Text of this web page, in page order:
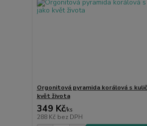
Orgonitová pyramida korálová s
květ života
349 Kč/ks
288 Kč bez DPH